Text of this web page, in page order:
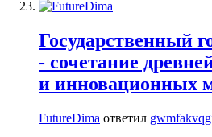
Государственный
- сочетание
и инновационных
FutureDima ответил